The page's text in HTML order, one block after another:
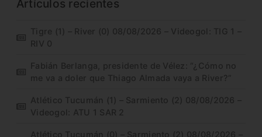
Artículos recientes
Tigre (1) – River (0) 08/08/2026 – Videogol: TIG 1 –
RIV 0
Fabián Berlanga, presidente de Vélez: “¿Cómo no
me va a doler que Thiago Almada vaya a River?”
Atlético Tucumán (1) – Sarmiento (2) 08/08/2026 –
Videogol: ATU 1 SAR 2
Atlético Tucumán (0) – Sarmiento (2) 08/08/2026 –